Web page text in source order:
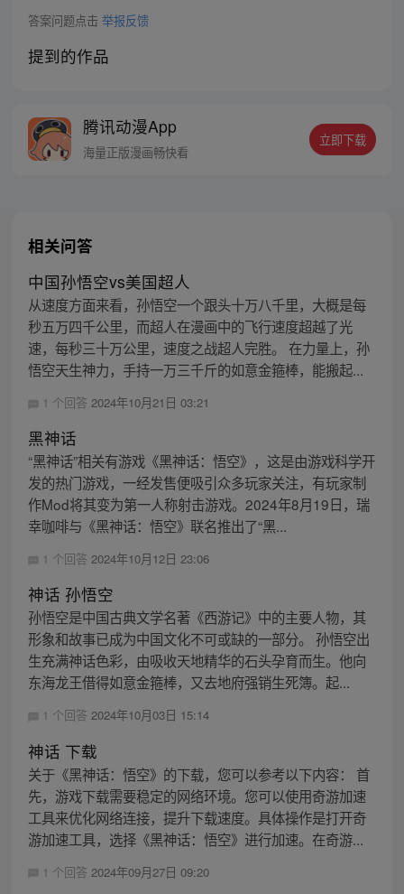
答案问题点击 举报反馈
提到的作品
腾讯动漫App
海量正版漫画畅快看
立即下载
相关问答
中国孙悟空vs美国超人
从速度方面来看，孙悟空一个跟头十万八千里，大概是每
秒五万四千公里，而超人在漫画中的飞行速度超越了光
速，每秒三十万公里，速度之战超人完胜。 在力量上，孙
悟空天生神力，手持一万三千斤的如意金箍棒，能搬起...
1 个回答 2024年10月21日 03:21
黑神话
“黑神话”相关有游戏《黑神话：悟空》，这是由游戏科学开
发的热门游戏，一经发售便吸引众多玩家关注，有玩家制
作Mod将其变为第一人称射击游戏。2024年8月19日，瑞
幸咖啡与《黑神话：悟空》联名推出了“黑...
1 个回答 2024年10月12日 23:06
神话 孙悟空
孙悟空是中国古典文学名著《西游记》中的主要人物，其
形象和故事已成为中国文化不可或缺的一部分。 孙悟空出
生充满神话色彩，由吸收天地精华的石头孕育而生。他向
东海龙王借得如意金箍棒，又去地府强销生死簿。起...
1 个回答 2024年10月03日 15:14
神话 下载
关于《黑神话：悟空》的下载，您可以参考以下内容： 首
先，游戏下载需要稳定的网络环境。您可以使用奇游加速
工具来优化网络连接，提升下载速度。具体操作是打开奇
游加速工具，选择《黑神话：悟空》进行加速。在奇游...
1 个回答 2024年09月27日 09:20